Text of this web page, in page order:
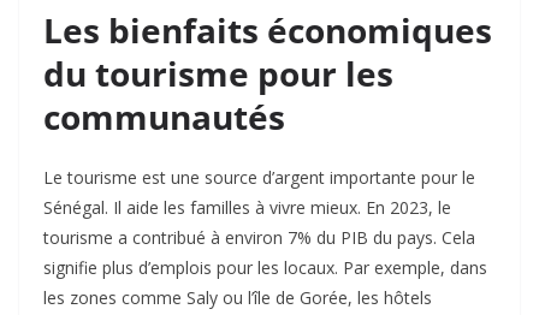
Les bienfaits économiques
du tourisme pour les
communautés
Le tourisme est une source d’argent importante pour le
Sénégal. Il aide les familles à vivre mieux. En 2023, le
tourisme a contribué à environ 7% du PIB du pays. Cela
signifie plus d’emplois pour les locaux. Par exemple, dans
les zones comme Saly ou l’île de Gorée, les hôtels